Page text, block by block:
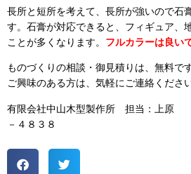
長所と短所を考えて、長所が強いので石
す。石膏が対応できると、フィギュア、
ことが多くなります。 フルカラーは良い
ものづくりの相談・御見積りは、無料です
ご興味のある方は、気軽にご連絡ください
有限会社中山木型製作所 担当：上原
－４８３８